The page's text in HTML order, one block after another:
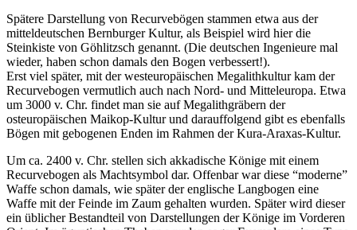
Spätere Darstellung von Recurvebögen stammen etwa aus der
mitteldeutschen Bernburger Kultur, als Beispiel wird hier die
Steinkiste von Göhlitzsch genannt. (Die deutschen Ingenieure mal
wieder, haben schon damals den Bogen verbessert!).
Erst viel später, mit der westeuropäischen Megalithkultur kam der
Recurvebogen vermutlich auch nach Nord- und Mitteleuropa. Etwa
um 3000 v. Chr. findet man sie auf Megalithgräbern der
osteuropäischen Maikop-Kultur und darauffolgend gibt es ebenfalls
Bögen mit gebogenen Enden im Rahmen der Kura-Araxas-Kultur.
Um ca. 2400 v. Chr. stellen sich akkadische Könige mit einem
Recurvebogen als Machtsymbol dar. Offenbar war diese “moderne”
Waffe schon damals, wie später der englische Langbogen eine
Waffe mit der Feinde im Zaum gehalten wurden. Später wird dieser
ein üblicher Bestandteil von Darstellungen der Könige im Vorderen